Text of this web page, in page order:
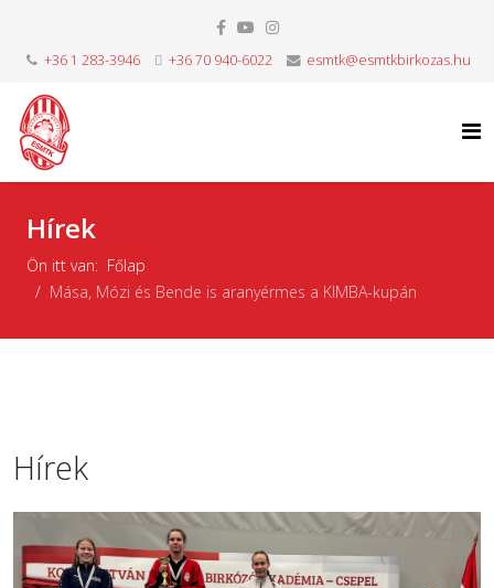
+36 1 283-3946 +36 70 940-6022 esmtk@esmtkbirkozas.hu
Hírek
Ön itt van: Főlap
Mása, Mózi és Bende is aranyérmes a KIMBA-kupán
Hírek